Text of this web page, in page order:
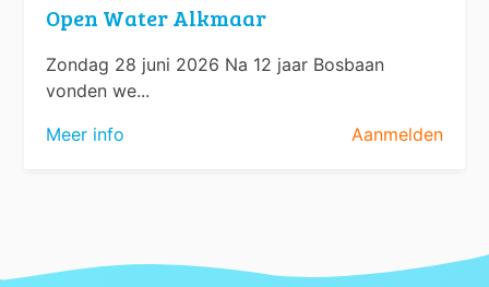
Open Water Alkmaar
Zondag 28 juni 2026 Na 12 jaar Bosbaan
vonden we...
Meer info
Aanmelden